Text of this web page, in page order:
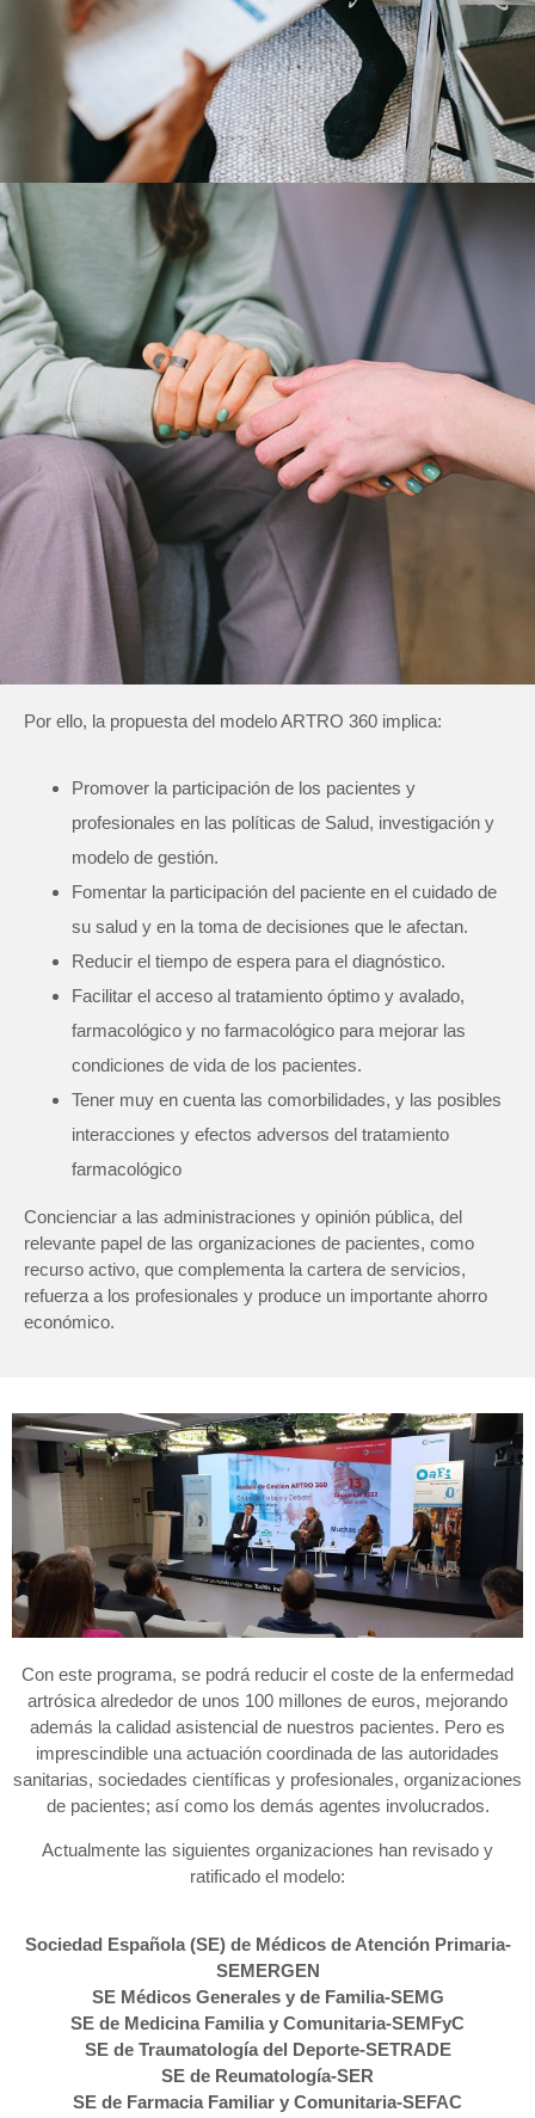
Por ello, la propuesta del modelo ARTRO 360 implica:
Promover la participación de los pacientes y
profesionales en las políticas de Salud, investigación y
modelo de gestión.
Fomentar la participación del paciente en el cuidado de
su salud y en la toma de decisiones que le afectan.
Reducir el tiempo de espera para el diagnóstico.
Facilitar el acceso al tratamiento óptimo y avalado,
farmacológico y no farmacológico para mejorar las
condiciones de vida de los pacientes.
Tener muy en cuenta las comorbilidades, y las posibles
interacciones y efectos adversos del tratamiento
farmacológico
Concienciar a las administraciones y opinión pública, del
relevante papel de las organizaciones de pacientes, como
recurso activo, que complementa la cartera de servicios,
refuerza a los profesionales y produce un importante ahorro
económico.
Con este programa, se podrá reducir el coste de la enfermedad
artrósica alrededor de unos 100 millones de euros, mejorando
además la calidad asistencial de nuestros pacientes. Pero es
imprescindible una actuación coordinada de las autoridades
sanitarias, sociedades científicas y profesionales, organizaciones
de pacientes; así como los demás agentes involucrados.
Actualmente las siguientes organizaciones han revisado y
ratificado el modelo:
Sociedad Española (SE) de Médicos de Atención Primaria-
SEMERGEN
SE Médicos Generales y de Familia-SEMG
SE de Medicina Familia y Comunitaria-SEMFyC
SE de Traumatología del Deporte-SETRADE
SE de Reumatología-SER
SE de Farmacia Familiar y Comunitaria-SEFAC